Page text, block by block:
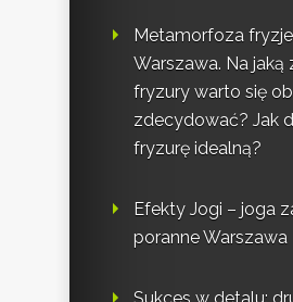
Metamorfoza
Warszawa. Na jaką
fryzury warto się
zdecydować? Jak
fryzurę idealną?
Efekty Jogi – joga
poranne Warszawa